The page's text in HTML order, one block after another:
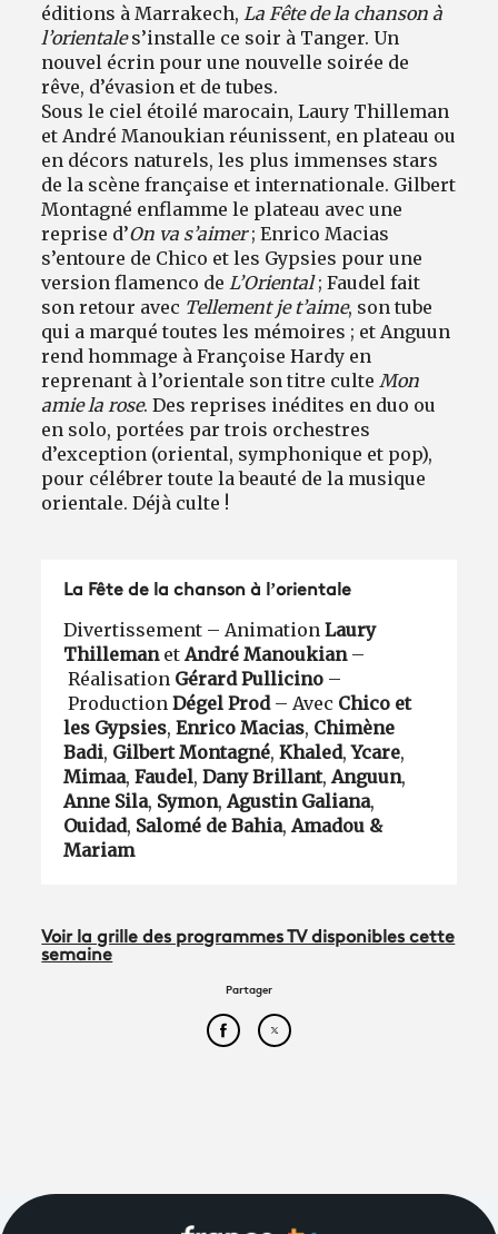
éditions à Marrakech,La Fête de la chanson à
l’orientales’installe ce soir à Tanger. Un
nouvel écrin pour une nouvelle soirée de
rêve, d’évasion et de tubes.
Sous le ciel étoilé marocain, Laury Thilleman
et André Manoukian réunissent, en plateau ou
en décors naturels, les plus immenses stars
de la scène française et internationale. Gilbert
Montagné enflamme le plateau avec une
reprise d’On va s’aimer; Enrico Macias
s’entoure de Chico et les Gypsies pour une
version flamenco de L’Oriental; Faudel fait
son retour avec Tellement je t’aime, son tube
qui a marqué toutes les mémoires ; et Anguun
rend hommage à Françoise Hardy en
reprenant à l’orientale son titre culteMon
amie la rose. Des reprises inédites en duo ou
en solo, portées par trois orchestres
d’exception (oriental, symphonique et pop),
pour célébrer toute la beauté de la musique
orientale. Déjà culte !
La Fête de la chanson à l’orientale
Divertissement – AnimationLaury
Thilleman etAndré Manoukian–
Réalisation Gérard Pullicino –
Production Dégel Prod– Avec Chico et
les Gypsies, Enrico Macias, Chimène
Badi, Gilbert Montagné, Khaled,Ycare,
Mimaa, Faudel, Dany Brillant, Anguun,
Anne Sila, Symon,Agustin Galiana,
Ouidad, Salomé de Bahia, Amadou &
Mariam
Voir la grille des programmes TV disponibles cette
semaine
Partager
Partager cet article sur
Partager cet article sur